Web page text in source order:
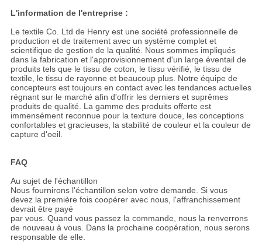
L'information de l'entreprise :
Le textile Co. Ltd de Henry est une société professionnelle de
production et de traitement avec un système complet et
scientifique de gestion de la qualité. Nous sommes impliqués
dans la fabrication et l'approvisionnement d'un large éventail de
produits tels que le tissu de coton, le tissu vérifié, le tissu de
textile, le tissu de rayonne et beaucoup plus. Notre équipe de
concepteurs est toujours en contact avec les tendances actuelles
régnant sur le marché afin d'offrir les derniers et suprêmes
produits de qualité. La gamme des produits offerte est
immensément reconnue pour la texture douce, les conceptions
confortables et gracieuses, la stabilité de couleur et la couleur de
capture d'oeil.
FAQ
Au sujet de l'échantillon
Nous fournirons l'échantillon selon votre demande. Si vous
devez la première fois coopérer avec nous, l'affranchissement
devrait être payé
par vous. Quand vous passez la commande, nous la renverrons
de nouveau à vous. Dans la prochaine coopération, nous serons
responsable de elle.